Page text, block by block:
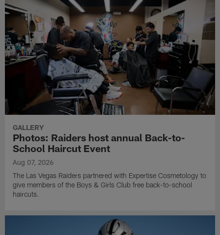
GALLERY
Photos: Raiders host annual Back-to-
School Haircut Event
Aug 07, 2026
The Las Vegas Raiders partnered with Expertise Cosmetology to
give members of the Boys & Girls Club free back-to-school
haircuts.